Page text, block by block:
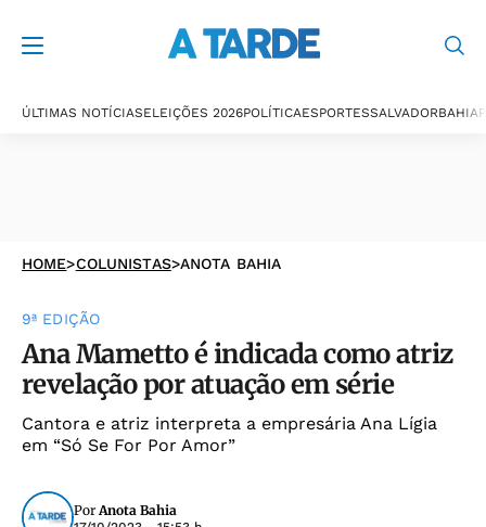
ÚLTIMAS NOTÍCIASELEIÇÕES 2026POLÍTICAESPORTESSALVADORBAHIA
HOME>COLUNISTAS>ANOTA BAHIA
9ª EDIÇÃO
Ana Mametto é indicada como atriz
revelação por atuação em série
Cantora e atriz interpreta a empresária Ana Lígia
em “Só Se For Por Amor”
PorAnota Bahia